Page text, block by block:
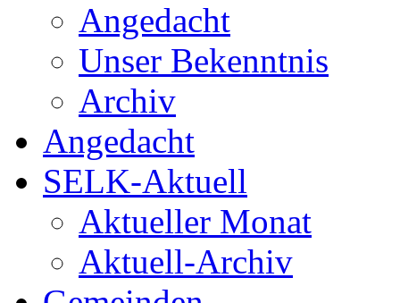
Angedacht
Unser Bekenntnis
Archiv
Angedacht
SELK-Aktuell
Aktueller Monat
Aktuell-Archiv